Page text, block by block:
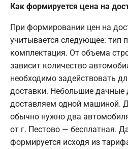
Как формируется цена на
При формировании цен на
учитывается следующее: тип
комплектация. От объема
зависит количество
необходимо задействовать
доставки. Небольшие дачные
доставляем одной машиной.
обычно нужно два
от г. Пестово — бесплатная.
формируется исходя из